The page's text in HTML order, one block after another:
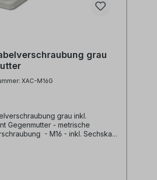
grau
XAC-M16G
grau inkl.
Gegenmutter - metrische
- M16 - inkl. Sechskant